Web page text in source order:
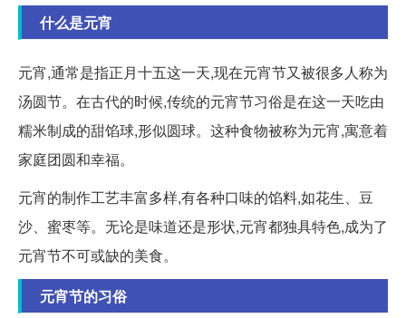
什么是元宵
元宵,通常是指正月十五这一天,现在元宵节又被很多人称为
汤圆节。在古代的时候,传统的元宵节习俗是在这一天吃由
糯米制成的甜馅球,形似圆球。这种食物被称为元宵,寓意着
家庭团圆和幸福。
元宵的制作工艺丰富多样,有各种口味的馅料,如花生、豆
沙、蜜枣等。无论是味道还是形状,元宵都独具特色,成为了
元宵节不可或缺的美食。
元宵节的习俗